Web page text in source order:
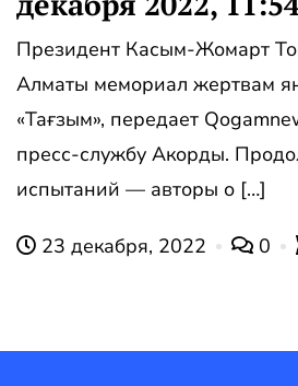
Президент Касым-Жомарт
Алматы мемориал жертвам
«Тағзым», передает
пресс-службу Акорды.
испытаний — авторы о […]
23 декабря, 2022 0